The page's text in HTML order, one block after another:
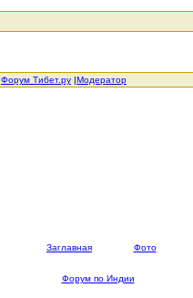
Форум Тибет.ру |Модератор
Заглавная Фото
Форум по Индии